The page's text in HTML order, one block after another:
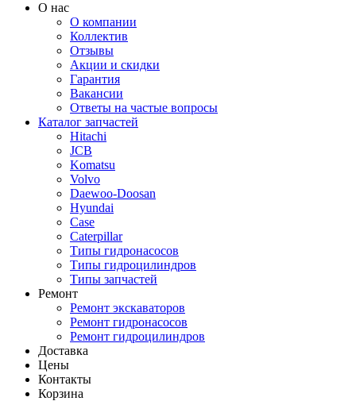
О нас
О компании
Коллектив
Отзывы
Акции и скидки
Гарантия
Вакансии
Ответы на частые вопросы
Каталог запчастей
Hitachi
JCB
Komatsu
Volvo
Daewoo-Doosan
Hyundai
Case
Caterpillar
Типы гидронасосов
Типы гидроцилиндров
Типы запчастей
Ремонт
Ремонт экскаваторов
Ремонт гидронасосов
Ремонт гидроцилиндров
Доставка
Цены
Контакты
Корзина